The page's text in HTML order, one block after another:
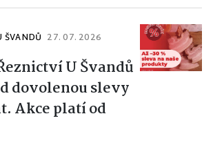
ŠVANDŮ 27. 07. 2026
U Švandů
dovolenou slevy
Akce platí od